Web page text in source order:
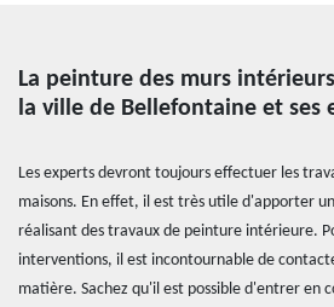
La peinture des murs
la ville de Bellefontaine et ses
Les experts devront toujours effectuer les
maisons. En effet, il est très utile d'apporter
réalisant des travaux de peinture intérieure.
interventions, il est incontournable de
matière. Sachez qu'il est possible d'entrer en